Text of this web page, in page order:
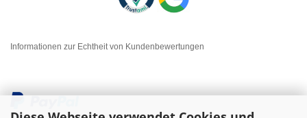
Informationen zur Echtheit von Kundenbewertungen